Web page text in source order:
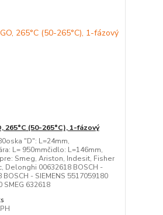
265°C (50-265°C), 1-fázový
"D": L=24mm,
L= 950mmčidlo: L=146mm,
Smeg, Ariston, Indesit, Fisher
Delonghi 00632618 BOSCH -
BOSCH - SIEMENS 5517059180
SMEG 632618